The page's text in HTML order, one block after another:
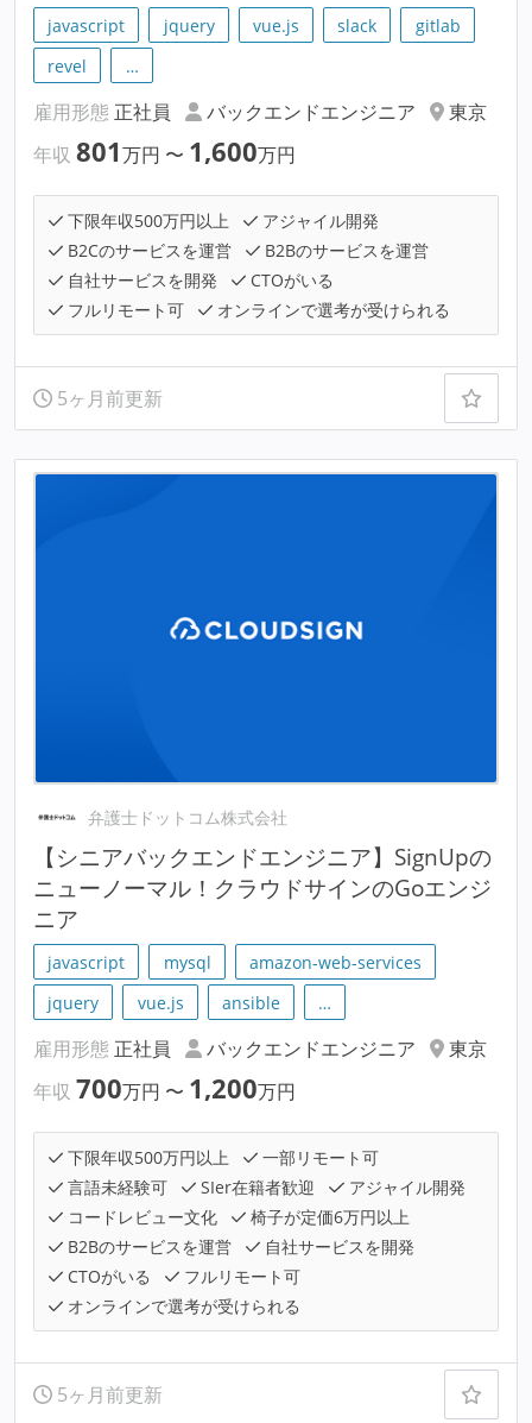
javascript jquery vue.js slack
gitlab
revel
…
雇用形態 正社員 バックエンドエンジニア
東京
年収 801万円 〜 1,600万円
下限年収500万円以上
アジャイル開発
B2Cのサービスを運営
B2Bのサービスを運営
自社サービスを開発
CTOがいる
フルリモート可
オンラインで選考が受けられる
5ヶ月前更新
弁護士ドットコム株式会社
【シニアバックエンドエンジニア】SignUpの
ニューノーマル！クラウドサインのGoエンジ
ニア
javascript mysql
amazon-web-services
jquery
vue.js ansible …
雇用形態 正社員 バックエンドエンジニア
東京
年収 700万円 〜 1,200万円
下限年収500万円以上
一部リモート可
言語未経験可
SIer在籍者歓迎
アジャイル開発
コードレビュー文化
椅子が定価6万円以上
B2Bのサービスを運営
自社サービスを開発
CTOがいる
フルリモート可
オンラインで選考が受けられる
5ヶ月前更新